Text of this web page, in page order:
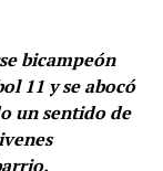
bicampeón
11 y se abocó
un sentido de